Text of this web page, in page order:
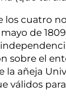
los cuatro
de
sobre el
la añeja
válidos